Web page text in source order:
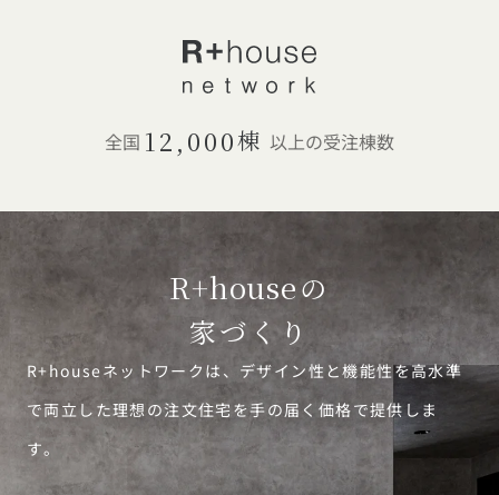
全国 12,000棟 以上の受注棟数
R+houseの
家づくり
R+houseネットワークは、デザイン性と機能性を高水準
で両立した理想の注文住宅を手の届く価格で提供しま
す。
選択中のエリア：全国
位置情報を元に
現在地から探す
北海道・東北エリア
山形県 (8)
福島県 (4)
関東エリア
東京都 (12) 神奈川県 (7) 埼玉県 (19) 千葉県 (16) 茨城県 (7)
栃木県 (2)
甲信越・北陸エリア
新潟県 (12) 富山県 (6) 石川県 (0)福井県 (0)
山梨県 (8)